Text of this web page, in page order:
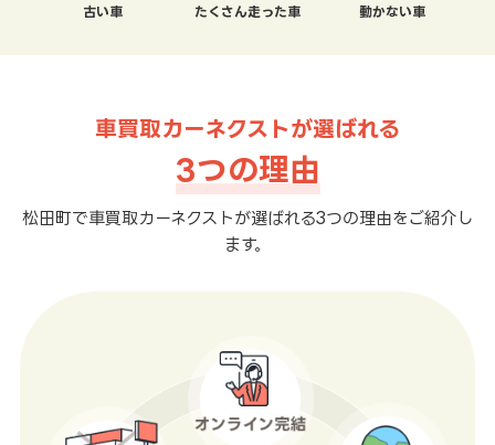
古い車 たくさん走った車 動かない車
車買取カーネクストが選ばれる
3つの理由
松田町で車買取カーネクストが選ばれる3つの理由をご紹介し
ます。